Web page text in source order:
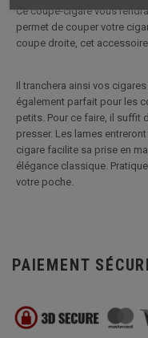
Ce coupe-cigare vous
permet de couper votre
coupe droite, cet
Il tranchera ainsi vos
également parfait pour les
petits. Pour ce faire, il suffit
presser. Les lames
cigare facilite sa prise en
élégance classique.
votre poche.
PAIEMENT